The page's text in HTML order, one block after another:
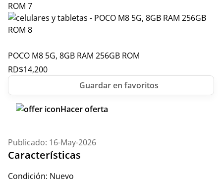
POCO M8 5G, 8GB RAM 256GB ROM
RD$14,200
Hacer oferta
Publicado: 16-May-2026
Características
Condición: Nuevo